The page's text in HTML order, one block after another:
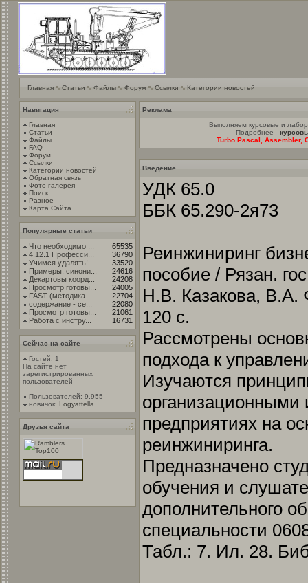
Главная Статьи Файлы Форум Ссылки Категории новостей
Навигация
Главная
Статьи
Файлы
FAQ
Форум
Ссылки
Категории новостей
Обратная связь
Фото галерея
Поиск
Разное
Карта Сайта
Популярные статьи
Что необходимо ...
65535
4.12.1 Професси...
36790
Учимся удалять!...
33520
Примеры, синони...
24616
Декартовы коорд...
24208
Просмотр готовы...
24005
FAST (методика ...
22704
содержание - се...
22080
Просмотр готовы...
21061
Работа с инстру...
16731
Сейчас на сайте
Гостей: 1
На сайте нет
зарегистрированных
пользователей
Пользователей: 9,955
новичок: Logyattella
Друзья сайта
Реклама
Выполняем курсовые и
Подробнее -
Turbo Pascal, Assembler,
Введение
УДК 65.0
ББК 65.290-2я73
Реинжиниринг
пособие / Рязан.
Н.В. Казакова, В.А.
120 с.
Рассмотрены
подхода к
Изучаются
предприятиях на
реинжиниринга.
Предназначено
обучения и
дополнительного
специальности
Табл.: 7. Ил. 28.